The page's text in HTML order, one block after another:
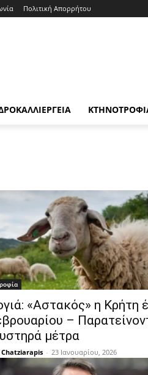
Πολιτική Απορρήτου
«Αστακός» η Κρήτη
–
μέτρα
- 23 Ιανουαρίου, 2026